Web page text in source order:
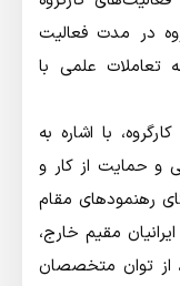
در مدت فعالیت
علمی با
با اشاره به
و حمایت از کار و
رهنمودهای مقام
مقیم خارج،
از توان متخصصان